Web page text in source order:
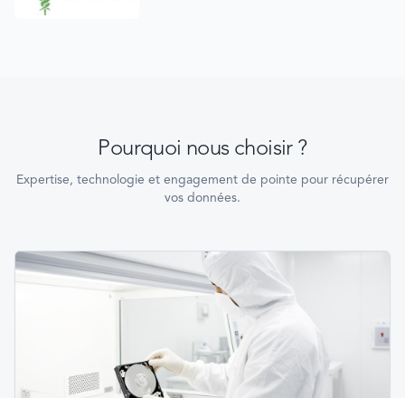
Pourquoi nous choisir ?
Expertise, technologie et engagement de pointe pour récupérer
vos données.